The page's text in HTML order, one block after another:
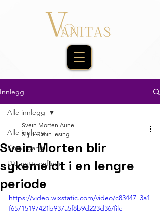
Innlegg
Alle innlegg
Kom i gang
Ditt nettsamfunn
Alle innlegg
Svein Morten blir
sykemeldt i en lengre
periode
Svein Morten Aune
5. juli 1 min lesing
https://video.wixstatic.com/video/c83447_3a1
f65715197421b937a5f8b9d223d36/file